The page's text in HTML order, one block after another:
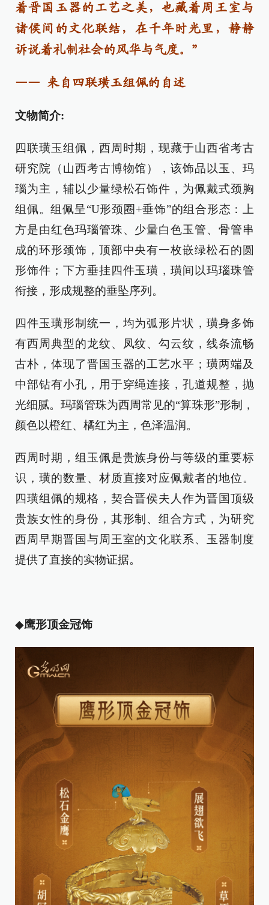
着晋国玉器的工艺之美，也藏着周王室与
诸侯间的文化联结，在千年时光里，静静
诉说着礼制社会的风华与气度。”
—— 来自四联璜玉组佩的自述
文物简介:
四联璜玉组佩，西周时期，现藏于山西省考古
研究院（山西考古博物馆），该饰品以玉、玛
瑙为主，辅以少量绿松石饰件，为佩戴式颈胸
组佩。组佩呈“U形颈圈+垂饰”的组合形态：上
方是由红色玛瑙管珠、少量白色玉管、骨管串
成的环形颈饰，顶部中央有一枚嵌绿松石的圆
形饰件；下方垂挂四件玉璜，璜间以玛瑙珠管
衔接，形成规整的垂坠序列。
四件玉璜形制统一，均为弧形片状，璜身多饰
有西周典型的龙纹、凤纹、勾云纹，线条流畅
古朴，体现了晋国玉器的工艺水平；璜两端及
中部钻有小孔，用于穿绳连接，孔道规整，抛
光细腻。玛瑙管珠为西周常见的“算珠形”形制，
颜色以橙红、橘红为主，色泽温润。
西周时期，组玉佩是贵族身份与等级的重要标
识，璜的数量、材质直接对应佩戴者的地位。
四璜组佩的规格，契合晋侯夫人作为晋国顶级
贵族女性的身份，其形制、组合方式，为研究
西周早期晋国与周王室的文化联系、玉器制度
提供了直接的实物证据。
◆鹰形顶金冠饰